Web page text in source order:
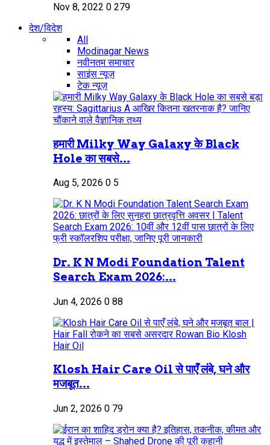
Nov 8, 2022 0 279
देश/विदेश
All
Modinagar News
नवीनतम समाचार
साइंस न्यूज़
टेक न्यूज़
हमारी Milky Way Galaxy के Black
Hole का सबसे...
Aug 5, 2026 0 5
Dr. K N Modi Foundation Talent
Search Exam 2026:...
Jun 4, 2026 0 88
Klosh Hair Care Oil से पाएँ लंबे, घने और
मजबूत...
Jun 2, 2026 0 79